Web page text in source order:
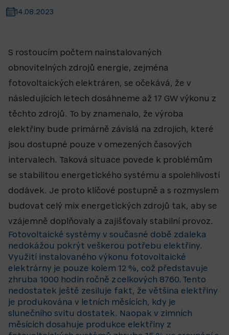
14.08.2023
S rostoucím počtem nainstalovaných
obnovitelných zdrojů energie, zejména
fotovoltaických elektráren, se očekává, že v
následujících letech dosáhneme až 17 GW výkonu z
těchto zdrojů. To by znamenalo, že výroba
elektřiny bude primárně závislá na zdrojích, které
jsou dostupné pouze v omezených časových
intervalech. Taková situace povede k problémům
se stabilitou energetického systému a spolehlivostí
dodávek. Je proto klíčové postupně a s rozmyslem
budovat celý mix energetických zdrojů tak, aby se
vzájemně doplňovaly a zajišťovaly stabilní provoz.
Fotovoltaické systémy v současné době zdaleka
nedokážou pokrýt veškerou potřebu elektřiny.
Využití instalovaného výkonu fotovoltaické
elektrárny je pouze kolem 12 %, což představuje
zhruba 1000 hodin ročně z celkových 8760. Tento
nedostatek ještě zesiluje fakt, že většina elektřiny
je produkována v letních měsících, kdy je
slunečního svitu dostatek. Naopak v zimních
měsících dosahuje produkce elektřiny z